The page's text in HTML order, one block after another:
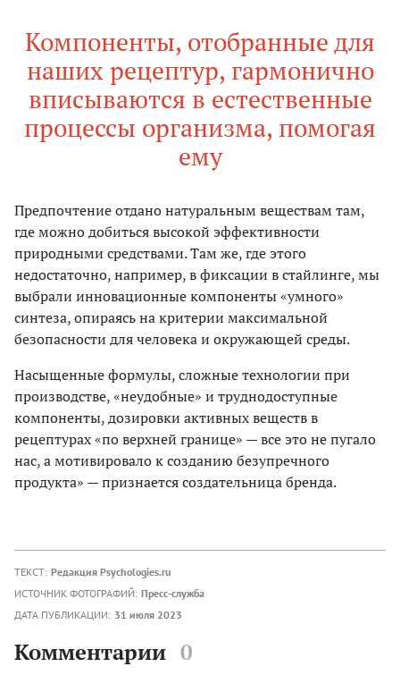
Компоненты, отобранные для
наших рецептур, гармонично
вписываются в естественные
процессы организма, помогая
ему
Предпочтение отдано натуральным веществам там,
где можно добиться высокой эффективности
природными средствами. Там же, где этого
недостаточно, например, в фиксации в стайлинге, мы
выбрали инновационные компоненты «умного»
синтеза, опираясь на критерии максимальной
безопасности для человека и окружающей среды.
Насыщенные формулы, сложные технологии при
производстве, «неудобные» и труднодоступные
компоненты, дозировки активных веществ в
рецептурах «по верхней границе» — все это не пугало
нас, а мотивировало к созданию безупречного
продукта» — признается создательница бренда.
ТЕКСТ: Редакция Psychologies.ru
ИСТОЧНИК ФОТОГРАФИЙ: Пресс-служба
ДАТА ПУБЛИКАЦИИ: 31 июля 2023
Комментарии 0